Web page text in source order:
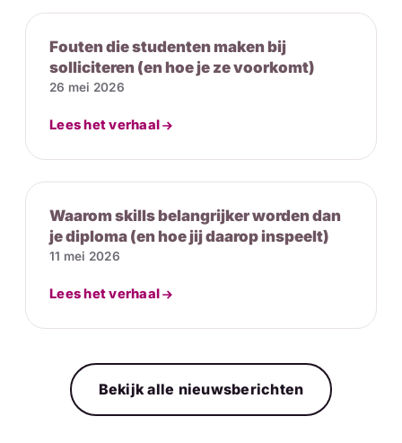
Fouten die studenten maken bij
solliciteren (en hoe je ze voorkomt)
26 mei 2026
Lees het verhaal
Waarom skills belangrijker worden dan
je diploma (en hoe jij daarop inspeelt)
11 mei 2026
Lees het verhaal
Bekijk alle nieuwsberichten